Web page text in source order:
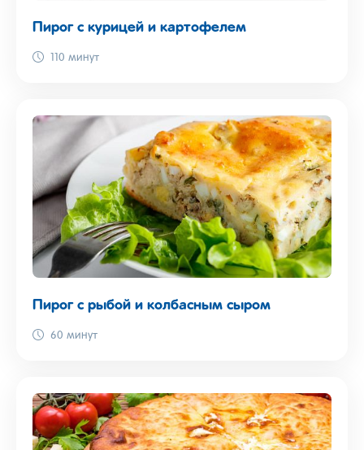
Пирог с курицей и картофелем
110 минут
Пирог с рыбой и колбасным сыром
60 минут